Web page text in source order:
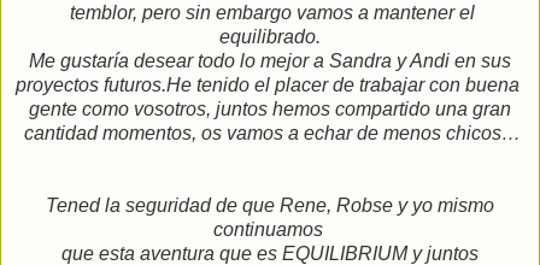
temblor, pero sin embargo vamos a mantener el
equilibrado.
Me gustaría desear todo lo mejor a Sandra y Andi en sus
proyectos futuros.He tenido el placer de trabajar con buena
gente como vosotros, juntos hemos compartido una gran
cantidad momentos, os vamos a echar de menos chicos…
Tened la seguridad de que Rene, Robse y yo mismo
continuamos
que esta aventura que es EQUILIBRIUM y juntos